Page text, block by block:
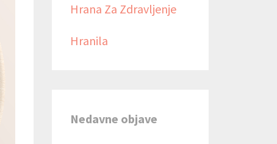
Hrana Za Zdravljenje
Hranila
Nedavne objave